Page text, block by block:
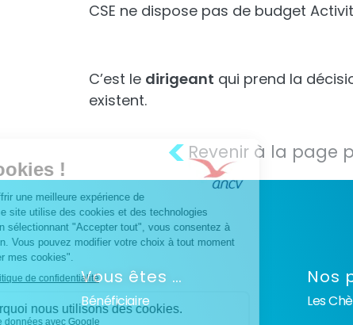
CSE ne dispose pas de budget
C’est le dirigeant qui prend la
existent.
< Revenir à la page
Vous êtes …
Bénéficiaire
Nos
Les